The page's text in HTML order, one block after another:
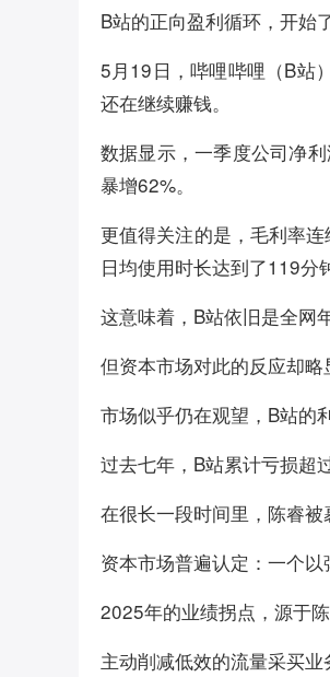
B站的正向盈利循环，开始了
5月19日，哔哩哔哩（B站
还在继续赚钱。
数据显示，一季度公司净
暴增62%。
更值得关注的是，毛利率
日均使用时长达到了119分
这意味着，B站依旧是全网
但资本市场对此的反应却
市场似乎仍在观望，B站的
过去七年，B站累计亏损超
在很长一段时间里，陈睿被
资本市场普遍认定：一个
2025年的业绩拐点，源于
主动削减低效的流量采买